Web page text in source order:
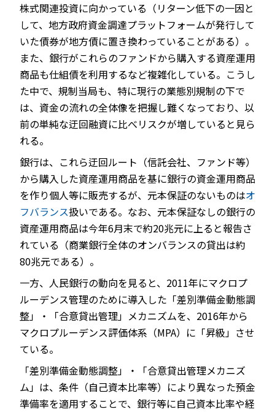
株式関連投資に向かっている（リターン低下の一因と
して、地方政府資金調達プラットフォームが発行して
いた債券が地方債に置き換わっていることがある）。
また、銀行がこれらのファンドから購入する資産運用
商品も仕組債を利用するなど複雑化している。こうし
た中で、規制当局も、特に現行の業態別規制の下で
は、資金の流れの全体像を把握し難くなっており、以
前の単純な迂回融資に比べリスクが増していると見ら
れる。
銀行は、これら迂回ルート（信託会社、ファンド等）
から購入した資産運用商品を基に銀行の資金運用商品
を作り個人等に販売するが、元本保証のないものはオ
フバランス扱いである。なお、元本保証なしの銀行の
資産運用商品は今年6月末で約20兆元に上ると報告さ
れている（商業銀行全体のオンバランスの貸出は約
80兆元である）。
一方、人民銀行の動向を見ると、2011年にマクロプ
ルーデンス管理のために導入した「差別準備金動態調
整」・「合意貸出管理」メカニズムを、2016年から
マクロプルーデンス評価体系（MPA）に「昇級」させ
ている。
「差別準備金動態調整」・「合意貸出管理メカニズ
ム」は、条件（自己資本比率等）により異なった預金
準備率を適用することで、銀行等に自己資本比率や経